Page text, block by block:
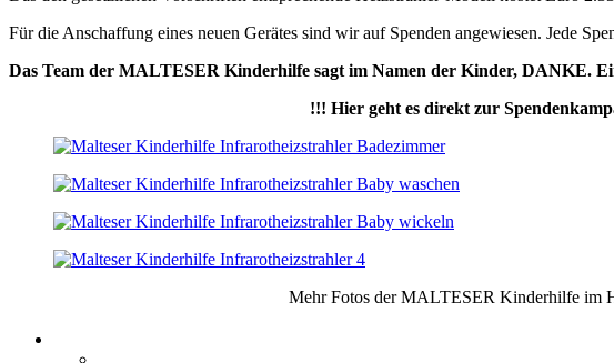
Für die Anschaffung eines neuen Gerätes sind wir auf Spenden angewiesen. Jede
Das Team der MALTESER Kinderhilfe sagt im Namen der Kinder, DANKE.
!!! Hier geht es direkt zur
Mehr Fotos der MALTESER Kinderhilfe im